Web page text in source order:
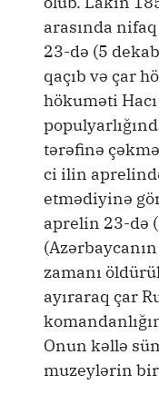
arasında
23-də (5
qaçıb və çar
hökuməti
tərəfinə
ci ilin
etmədiyinə
aprelin 23-də
zamanı
ayıraraq çar
Onun kəllə
muzeylərin